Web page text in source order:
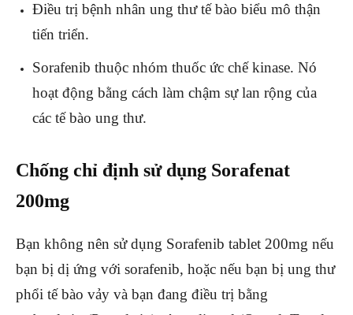
Điều trị bệnh nhân ung thư tế bào biểu mô thận
tiến triển.
Sorafenib thuộc nhóm thuốc ức chế kinase. Nó
hoạt động bằng cách làm chậm sự lan rộng của
các tế bào ung thư.
Chống chỉ định sử dụng Sorafenat
200mg
Bạn không nên sử dụng Sorafenib tablet 200mg nếu
bạn bị dị ứng với sorafenib, hoặc nếu bạn bị ung thư
phổi tế bào vảy và bạn đang điều trị bằng